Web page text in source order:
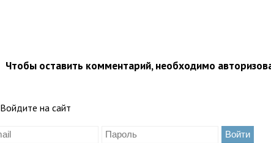
Чтобы оставить комментарий, необходимо
Войдите на сайт